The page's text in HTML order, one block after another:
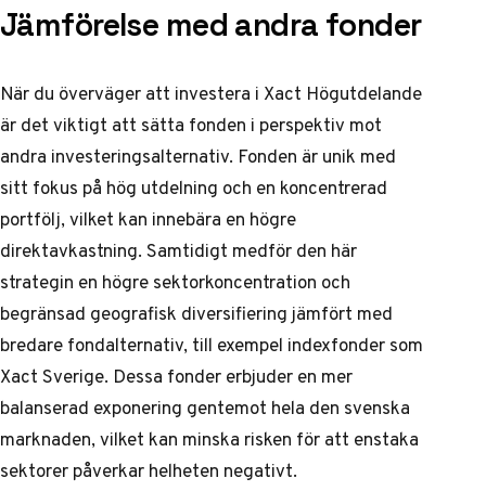
Jämförelse med andra fonder
När du överväger att investera i Xact Högutdelande
är det viktigt att sätta fonden i perspektiv mot
andra investeringsalternativ. Fonden är unik med
sitt fokus på hög utdelning och en koncentrerad
portfölj, vilket kan innebära en högre
direktavkastning. Samtidigt medför den här
strategin en högre sektorkoncentration och
begränsad geografisk diversifiering jämfört med
bredare fondalternativ, till exempel indexfonder som
Xact Sverige. Dessa fonder erbjuder en mer
balanserad exponering gentemot hela den svenska
marknaden, vilket kan minska risken för att enstaka
sektorer påverkar helheten negativt.